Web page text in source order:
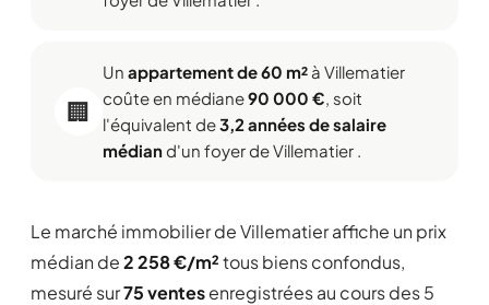
🏢
Un appartement de 60 m² à Villematier
coûte en médiane90 000 €, soit
l'équivalent de3,2 années de salaire
médiand'un foyer de Villematier .
Le marché immobilier de Villematier affiche un prix
médian de2 258 €/m²tous biens confondus,
mesuré sur75 ventesenregistrées au cours des 5